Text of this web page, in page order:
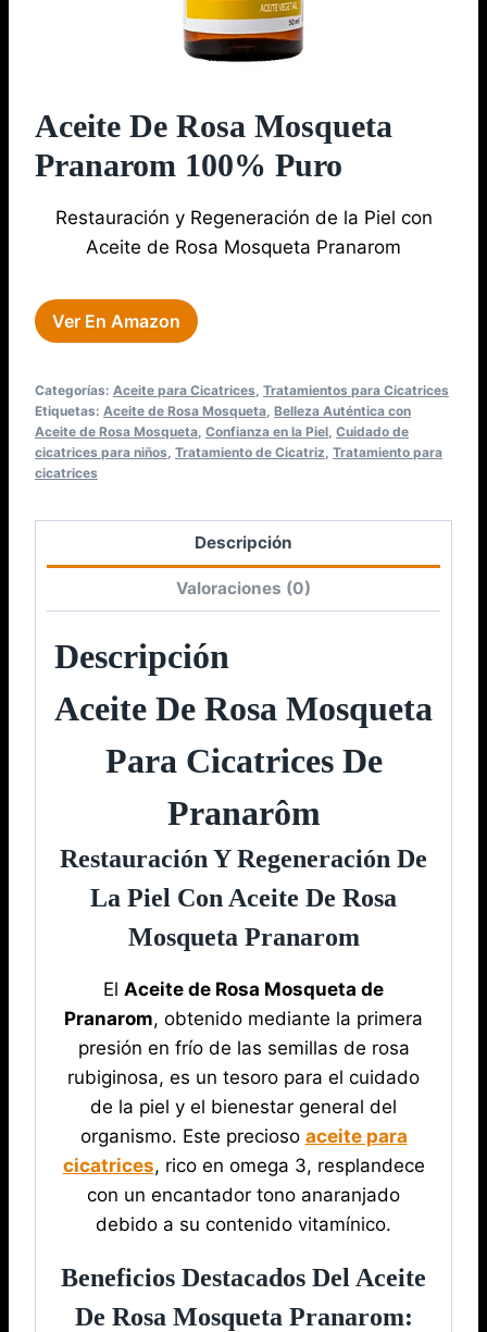
Aceite De Rosa Mosqueta
Pranarom 100% Puro
Restauración y Regeneración de la Piel con
Aceite de Rosa Mosqueta Pranarom
Ver En Amazon
Categorías: Aceite para Cicatrices, Tratamientos para Cicatrices
Etiquetas: Aceite de Rosa Mosqueta, Belleza Auténtica con
Aceite de Rosa Mosqueta, Confianza en la Piel, Cuidado de
cicatrices para niños, Tratamiento de Cicatriz, Tratamiento para
cicatrices
Descripción
Valoraciones (0)
Descripción
Aceite De Rosa Mosqueta
Para Cicatrices De
Pranarôm
Restauración Y Regeneración De
La Piel Con Aceite De Rosa
Mosqueta Pranarom
El Aceite de Rosa Mosqueta de
Pranarom, obtenido mediante la primera
presión en frío de las semillas de rosa
rubiginosa, es un tesoro para el cuidado
de la piel y el bienestar general del
organismo. Este precioso aceite para
cicatrices, rico en omega 3, resplandece
con un encantador tono anaranjado
debido a su contenido vitamínico.
Beneficios Destacados Del Aceite
De Rosa Mosqueta Pranarom: